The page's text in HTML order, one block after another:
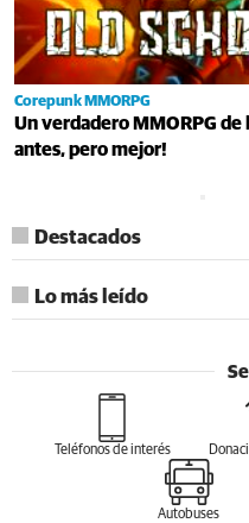
Corepunk MMORPG
Un verdadero MMORPG de
antes, pero mejor!
Destacados
Lo más leído
Teléfonos de interés
Autobuses